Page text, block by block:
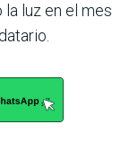
luz en el mes